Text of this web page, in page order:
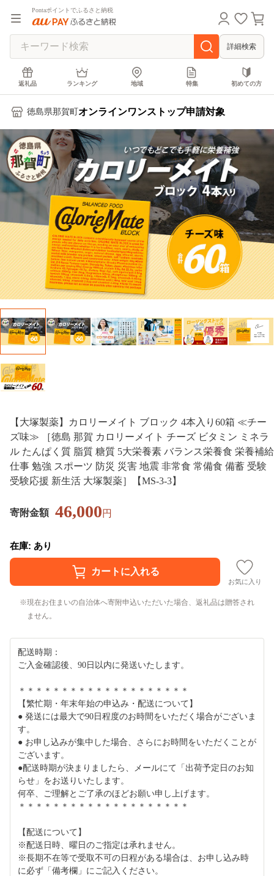
Pontaポイントでふるさと納税
詳細検索
返礼品 ランキング 地域 特集 初めての方
徳島県那賀町 オンラインワンストップ申請対象
【大塚製薬】カロリーメイト ブロック 4本入り60箱 ≪チー
ズ味≫ ［徳島 那賀 カロリーメイト チーズ ビタミン ミネラ
ル たんぱく質 脂質 糖質 5大栄養素 バランス栄養食 栄養補給
仕事 勉強 スポーツ 防災 災害 地震 非常食 常備食 備蓄 受験
受験応援 新生活 大塚製薬］【MS-3-3】
寄附金額 46,000円
在庫: あり
お気に入り
現在お住まいの自治体へ寄附申込いただいた場合、返礼品は贈答され
ません。
配送時期：
ご入金確認後、90日以内に発送いたします。
＊＊＊＊＊＊＊＊＊＊＊＊＊＊＊＊＊＊＊＊
【繁忙期・年末年始の申込み・配送について】
● 発送には最大で90日程度のお時間をいただく場合がございま
す。
● お申し込みが集中した場合、さらにお時間をいただくことが
ございます。
●配送時期が決まりましたら、メールにて「出荷予定日のお知
らせ」をお送りいたします。
何卒、ご理解とご了承のほどお願い申し上げます。
＊＊＊＊＊＊＊＊＊＊＊＊＊＊＊＊＊＊＊＊
【配送について】
※配送日時、曜日のご指定は承れません。
※長期不在等で受取不可の日程がある場合は、お申し込み時
に必ず「備考欄」にご記入ください。